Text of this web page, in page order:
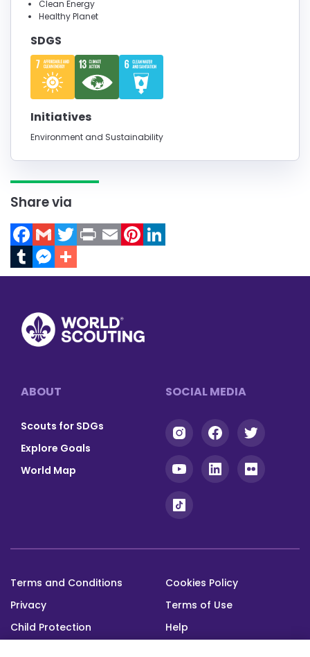
Clean Energy
Healthy Planet
SDGS
Initiatives
Environment and Sustainability
Share via
Facebook
GmailTwitter
TumblrMessenger
Footer
ABOUT
Scouts for SDGs
Explore Goals
World Map
SOCIAL MEDIA
Footer
bottom
Terms and Conditions
Cookies Policy
Privacy
Terms of Use
Child Protection
Help